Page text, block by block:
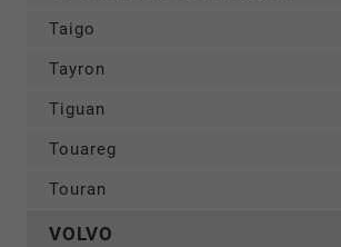
Taigo
Tayron
Tiguan
Touareg
Touran
VOLVO